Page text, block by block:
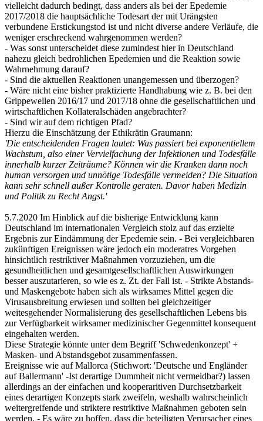
vielleicht dadurch bedingt, dass anders als bei der Epedemie
2017/2018 die hauptsächliche Todesart der mit Urängsten
verbundene Erstickungstod ist und nicht diverse andere Verläufe, die
weniger erschreckend wahrgenommen werden?
- Was sonst unterscheidet diese zumindest hier in Deutschland
nahezu gleich bedrohlichen Epedemien und die Reaktion sowie
Wahrnehmung darauf?
- Sind die aktuellen Reaktionen unangemessen und überzogen?
- Wäre nicht eine bisher praktizierte Handhabung wie z. B. bei den
Grippewellen 2016/17 und 2017/18 ohne die gesellschaftlichen und
wirtschaftlichen Kollateralschäden angebrachter?
- Sind wir auf dem richtigen Pfad?
Hierzu die Einschätzung der Ethikrätin Graumann:
'Die entscheidenden Fragen lautet: Was passiert bei exponentiellem
Wachstum, also einer Vervielfachung der Infektionen und Todesfälle
innerhalb kurzer Zeiträume? Können wir die Kranken dann noch
human versorgen und unnötige Todesfälle vermeiden? Die Situation
kann sehr schnell außer Kontrolle geraten. Davor haben Medizin
und Politik zu Recht Angst.'
5.7.2020 Im Hinblick auf die bisherige Entwicklung kann
Deutschland im internationalen Vergleich stolz auf das erzielte
Ergebnis zur Eindämmung der Epedemie sein. - Bei vergleichbaren
zukünftigen Ereignissen wäre jedoch ein moderatres Vorgehen
hinsichtlich restriktiver Maßnahmen vorzuziehen, um die
gesundheitlichen und gesamtgesellschaftlichen Auswirkungen
besser auszutarieren, so wie es z. Zt. der Fall ist. - Strikte Abstands-
und Maskengebote haben sich als wirksames Mittel gegen die
Virusausbreitung erwiesen und sollten bei gleichzeitiger
weitesgehender Normalisierung des gesellschaftlichen Lebens bis
zur Verfügbarkeit wirksamer medizinischer Gegenmittel konsequent
eingehalten werden.
Diese Strategie könnte unter dem Begriff 'Schwedenkonzept' +
Masken- und Abstandsgebot zusammenfassen.
Ereignisse wie auf Mallorca (Stichwort: 'Deutsche und Engländer
auf Ballermann' -Ist derartige Dummheit nicht vermeidbar?) lassen
allerdings an der einfachen und kooperaritiven Durchsetzbarkeit
eines derartigen Konzepts stark zweifeln, weshalb wahrscheinlich
weitergreifende und striktere restriktive Maßnahmen geboten sein
werden. - Es wäre zu hoffen, dass die beteiligten Verursacher eines